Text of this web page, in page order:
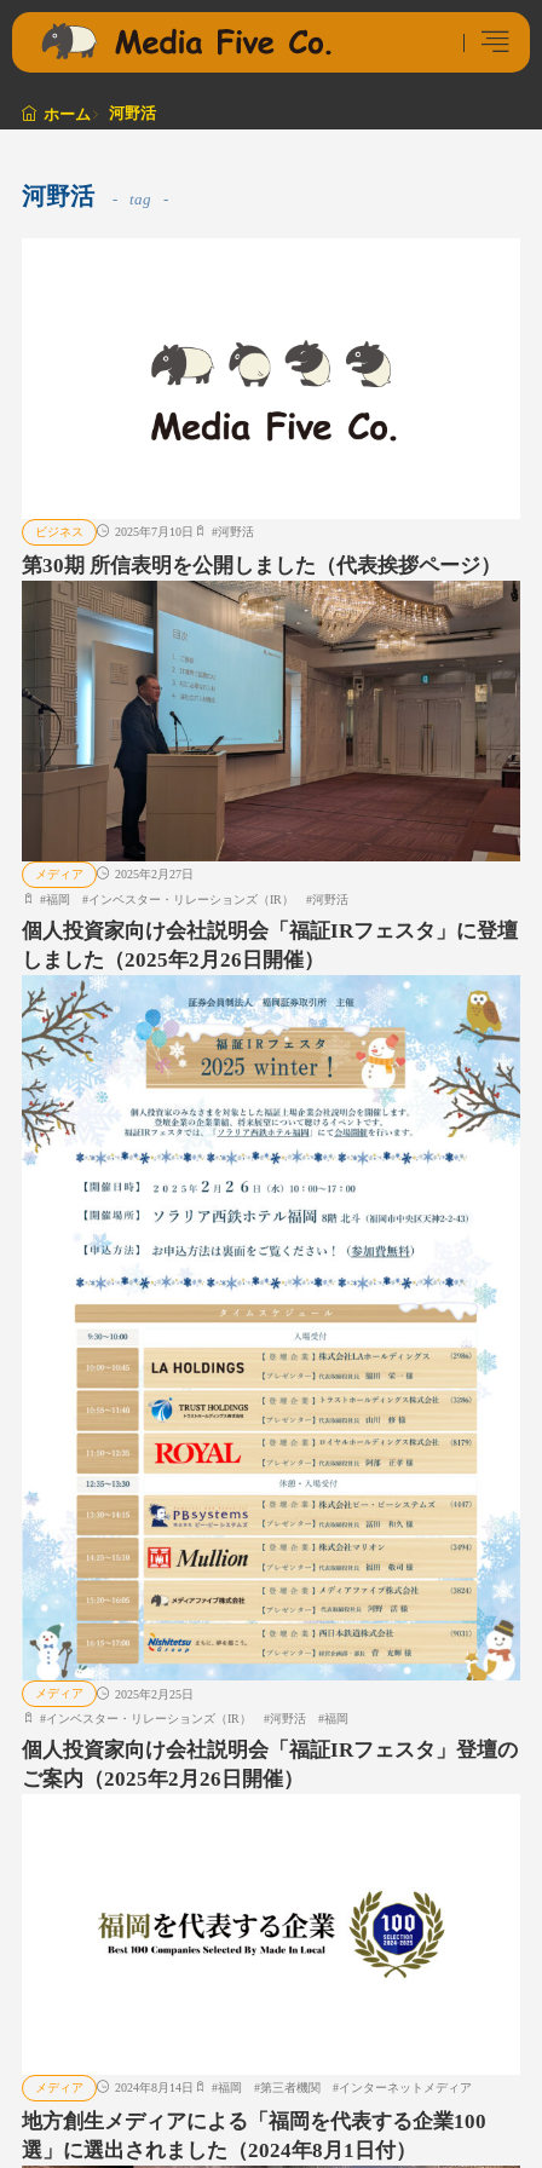
ホーム 河野活
河野活 tag
ビジネス 2025年7月10日 #河野活
第30期 所信表明を公開しました（代表挨拶ページ）
メディア
2025年2月27日
#福岡 #インベスター・リレーションズ（IR） #河野活
個人投資家向け会社説明会「福証IRフェスタ」に登壇
しました（2025年2月26日開催）
メディア
2025年2月25日
#インベスター・リレーションズ（IR） #河野活 #福岡
個人投資家向け会社説明会「福証IRフェスタ」登壇の
ご案内（2025年2月26日開催）
メディア 2024年8月14日 #福岡 #第三者機関 #インターネットメディア
地方創生メディアによる「福岡を代表する企業100
選」に選出されました（2024年8月1日付）